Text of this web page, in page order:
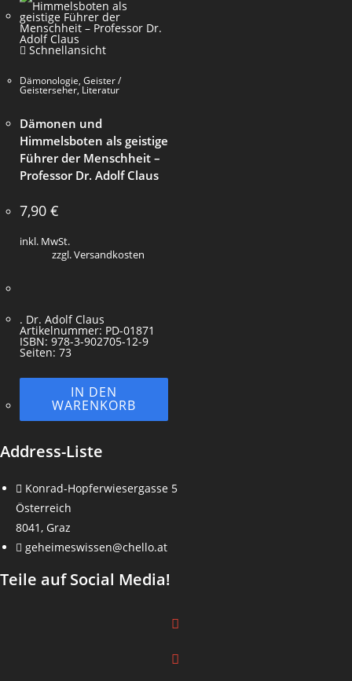
Schnellansicht
Dämonologie, Geister /
Geisterseher,Literatur
Dämonen und
Himmelsboten als geistige
Führer der Menschheit –
Professor Dr. Adolf Claus
7,90 €
inkl. MwSt.
zzgl. Versandkosten
. Dr. Adolf Claus
Artikelnummer: PD-01871
ISBN: 978-3-902705-12-9
Seiten: 73
IN DEN
WARENKORB
Address-Liste
Konrad-Hopferwiesergasse 5
Österreich
8041, Graz
geheimeswissen@chello.at
Teile auf Social Media!